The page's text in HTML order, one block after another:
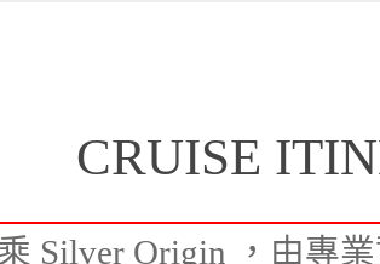
CRUISE
Silver Origin ，由專